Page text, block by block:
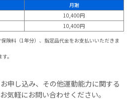
月謝
10,400円
10,400円
険料（1年分）、指定品代金をお支払いいただきま
。
申し込み、その他運動能力に関する
気軽にお問い合わせください。